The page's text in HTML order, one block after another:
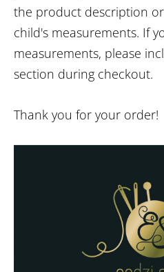
the product description
child's measurements. If
measurements, please
section during checkout.
Thank you for your order!